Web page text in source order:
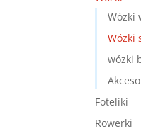
Wózki
Wózki
wózki
Foteliki
Rowerki